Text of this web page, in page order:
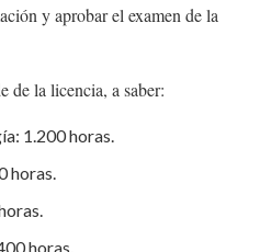
y aprobar el examen de la
de la licencia, a saber:
1.200 horas.
horas.
horas.